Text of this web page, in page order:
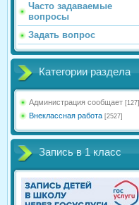
Часто задаваемые
вопросы
Задать вопрос
Категории раздела
Администрация сообщает [127]
Внеклассная работа [2527]
Запись в 1 класс